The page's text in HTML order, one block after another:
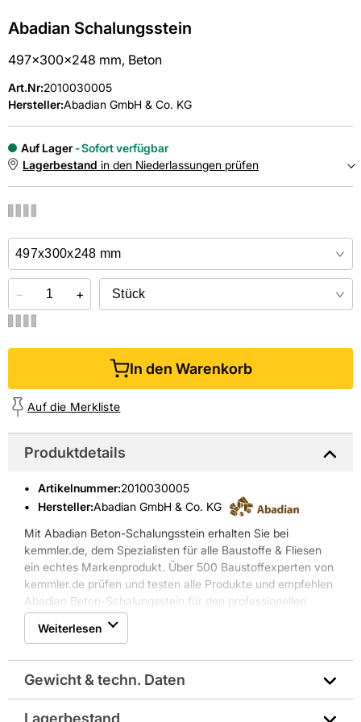
Abadian Schalungsstein
497x300x248 mm, Beton
Art.Nr:2010030005
Hersteller:Abadian GmbH & Co. KG
Auf Lager
Sofort verfügbar
Lagerbestand in den Niederlassungen prüfen
Online kaufen &
− +
In den Warenkorb
Auf die Merkliste
Produktdetails
Artikelnummer:2010030005
Hersteller:Abadian GmbH & Co. KG
Mit Abadian Beton-Schalungsstein erhalten Sie bei
kemmler.de, dem Spezialisten für alle Baustoffe & Fliesen
ein echtes Markenprodukt. Über 500 Baustoffexperten von
kemmler.de prüfen und testen alle Produkte und empfehlen
Abadian Beton-Schalungsstein für den professionellen
Einsatz.
Weiterlesen
Gewicht & techn. Daten
Lagerbestand